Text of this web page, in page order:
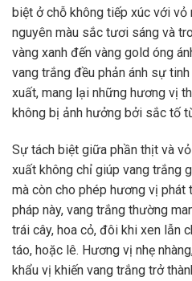
biệt ở chỗ không tiếp xúc với vỏ
nguyên màu sắc tươi sáng và
vàng xanh đến vàng gold óng
vang trắng đều phản ánh sự
xuất, mang lại những hương vị
không bị ảnh hưởng bởi sắc tố
Sự tách biệt giữa phần thịt và
xuất không chỉ giúp vang trắng
mà còn cho phép hương vị
pháp này, vang trắng thường
trái cây, hoa cỏ, đôi khi xen lẫn
táo, hoặc lê. Hương vị nhẹ
khẩu vị khiến vang trắng trở